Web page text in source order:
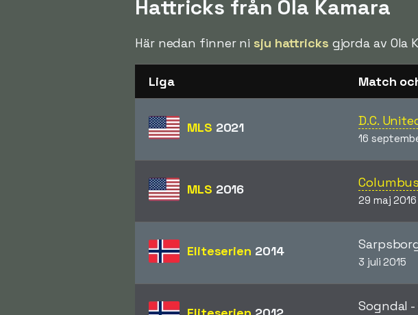
Hattricks från Ola Kamara
Här nedan finner ni sju hattricks gjorda av Ola
Liga Match
MLS 2021 D.C.
16
MLS 2016
29 maj 2016
Eliteserien 2014
3 juli 2015
Sogndal